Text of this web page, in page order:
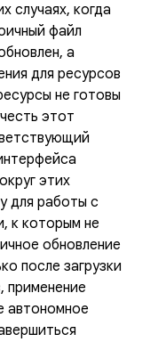
случаях, когда
файл
а
для ресурсов
не готовы
этот
этих
для работы с
к которым не
обновление
после загрузки
применение
автономное